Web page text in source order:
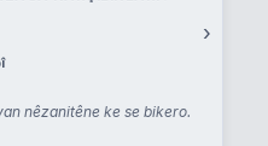
›
nêzanitêne ke se bikero.